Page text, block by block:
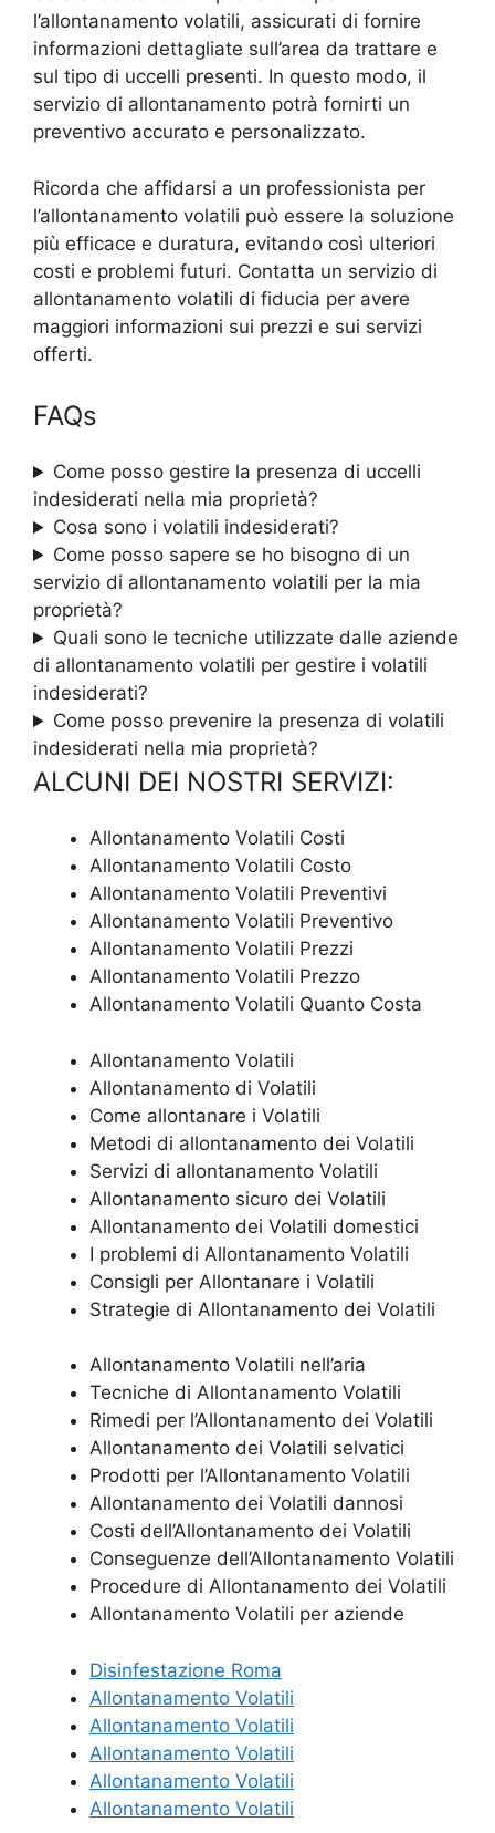
l’allontanamento volatili, assicurati di fornire
informazioni dettagliate sull’area da trattare e
sul tipo di uccelli presenti. In questo modo, il
servizio di allontanamento potrà fornirti un
preventivo accurato e personalizzato.
Ricorda che affidarsi a un professionista per
l’allontanamento volatili può essere la soluzione
più efficace e duratura, evitando così ulteriori
costi e problemi futuri. Contatta un servizio di
allontanamento volatili di fiducia per avere
maggiori informazioni sui prezzi e sui servizi
offerti.
FAQs
Come posso gestire la presenza di uccelli
indesiderati nella mia proprietà?
Cosa sono i volatili indesiderati?
Come posso sapere se ho bisogno di un
servizio di allontanamento volatili per la mia
proprietà?
Quali sono le tecniche utilizzate dalle aziende
di allontanamento volatili per gestire i volatili
indesiderati?
Come posso prevenire la presenza di volatili
indesiderati nella mia proprietà?
ALCUNI DEI NOSTRI SERVIZI:
Allontanamento Volatili Costi
Allontanamento Volatili Costo
Allontanamento Volatili Preventivi
Allontanamento Volatili Preventivo
Allontanamento Volatili Prezzi
Allontanamento Volatili Prezzo
Allontanamento Volatili Quanto Costa
Allontanamento Volatili
Allontanamento di Volatili
Come allontanare i Volatili
Metodi di allontanamento dei Volatili
Servizi di allontanamento Volatili
Allontanamento sicuro dei Volatili
Allontanamento dei Volatili domestici
I problemi di Allontanamento Volatili
Consigli per Allontanare i Volatili
Strategie di Allontanamento dei Volatili
Allontanamento Volatili nell’aria
Tecniche di Allontanamento Volatili
Rimedi per l’Allontanamento dei Volatili
Allontanamento dei Volatili selvatici
Prodotti per l’Allontanamento Volatili
Allontanamento dei Volatili dannosi
Costi dell’Allontanamento dei Volatili
Conseguenze dell’Allontanamento Volatili
Procedure di Allontanamento dei Volatili
Allontanamento Volatili per aziende
Disinfestazione Roma
Allontanamento Volatili
Allontanamento Volatili
Allontanamento Volatili
Allontanamento Volatili
Allontanamento Volatili